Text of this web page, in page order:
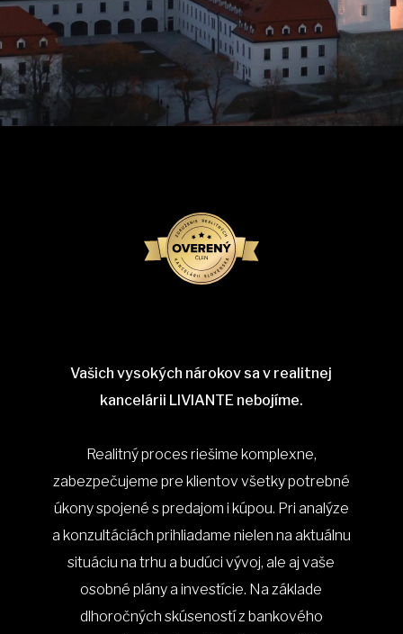
Vašich vysokých nárokov sa v realitnej
kancelárii LIVIANTE nebojíme.
Realitný proces riešime komplexne,
zabezpečujeme pre klientov všetky potrebné
úkony spojené s predajom i kúpou. Pri analýze
a konzultáciách prihliadame nielen na aktuálnu
situáciu na trhu a budúci vývoj, ale aj vaše
osobné plány a investície. Na základe
dlhoročných skúseností z bankového